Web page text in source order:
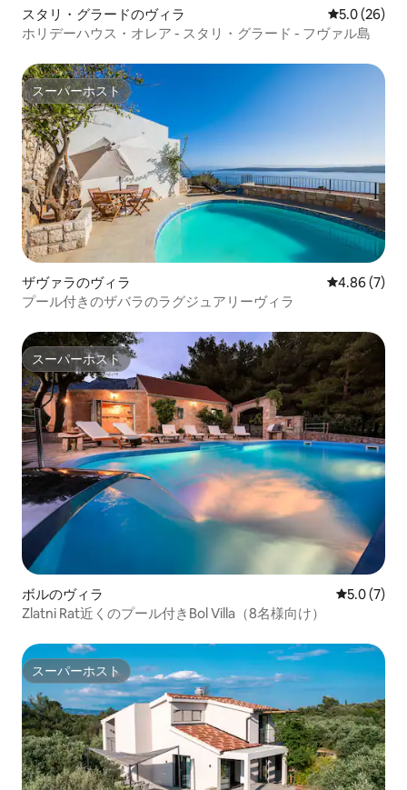
スタリ・グラードのヴィラ レビュー26
5.0 (26)
ホリデーハウス・オレア - スタリ・グラード - フヴァル島
スーパーホスト
スーパーホスト
ザヴァラのヴィラ レビュー7
4.86 (7)
プール付きのザバラのラグジュアリーヴィラ
スーパーホスト
スーパーホスト
ボルのヴィラ レビュー7
5.0 (7)
Zlatni Rat近くのプール付きBol Villa（8名様向け）
スーパーホスト
スーパーホスト